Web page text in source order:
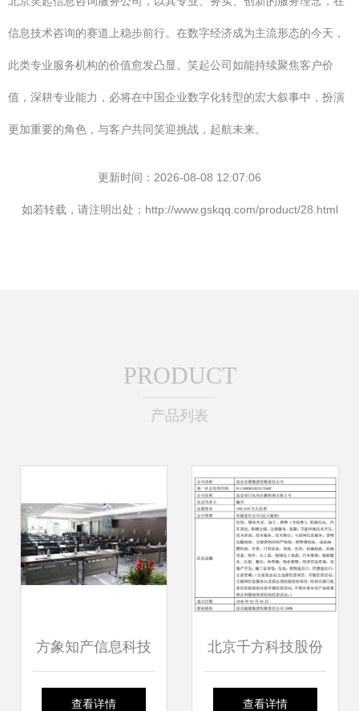
信息技术咨询的赛道上稳步前行。在数字经济成为主流形态的今天，
此类专业服务机构的价值愈发凸显。笑起公司如能持续聚焦客户价
值，深耕专业能力，必将在中国企业数字化转型的宏大叙事中，扮演
更加重要的角色，与客户共同笑迎挑战，起航未来。
更新时间：2026-08-08 12:07:06
如若转载，请注明出处：http://www.gskqq.com/product/28.html
PRODUCT
产品列表
方象知产信息科技
研究院 引领创新，
查看详情
北京千方科技股份
对外投资公告 深化
查看详情